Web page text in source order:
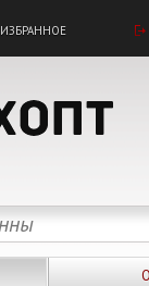
ИЗБРАННОЕ